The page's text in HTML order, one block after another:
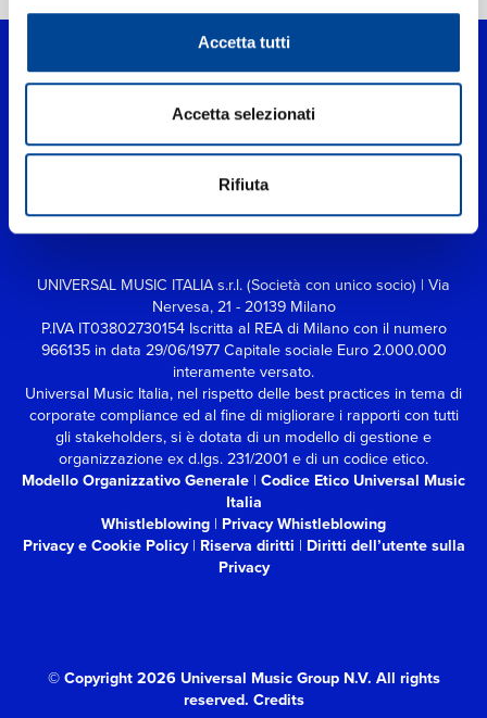
Accetta tutti
Accetta selezionati
Rifiuta
UNIVERSAL MUSIC ITALIA s.r.l. (Società con unico socio) | Via
Nervesa, 21 - 20139 Milano
P.IVA IT03802730154 Iscritta al REA di Milano con il numero
966135 in data 29/06/1977 Capitale sociale Euro 2.000.000
interamente versato.
Universal Music Italia, nel rispetto delle best practices in tema di
corporate compliance ed al fine di migliorare i rapporti con tutti
gli stakeholders, si è dotata di un modello di gestione e
organizzazione ex d.lgs. 231/2001 e di un codice etico.
Modello Organizzativo Generale | Codice Etico Universal Music
Italia
Whistleblowing | Privacy Whistleblowing
Privacy e Cookie Policy| Riserva diritti | Diritti dell’utente sulla
Privacy
© Copyright 2026 Universal Music Group N.V. All rights
reserved. Credits